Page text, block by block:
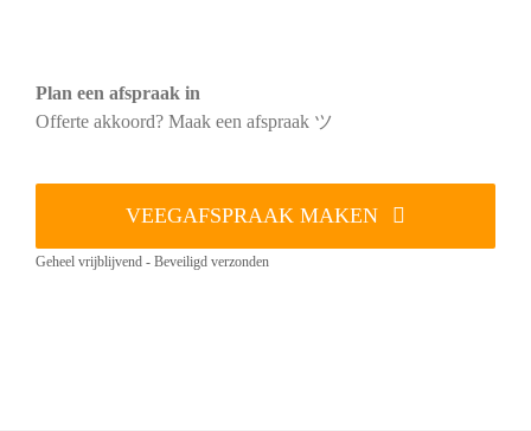
Plan een afspraak in
Offerte akkoord? Maak een afspraak ツ
VEEGAFSPRAAK MAKEN
Geheel vrijblijvend - Beveiligd verzonden